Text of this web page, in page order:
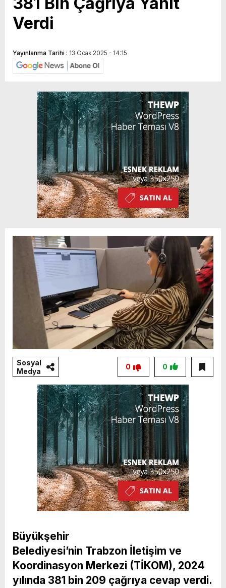
Verdi
Yayınlanma Tarihi : 13 Ocak 2025 - 14:15
Sosyal
Medya
0
0
Büyükşehir
Belediyesi’nin Trabzon İletişim ve
Koordinasyon Merkezi (TİKOM), 2024
yılında 381 bin 209 çağrıya cevap verdi.